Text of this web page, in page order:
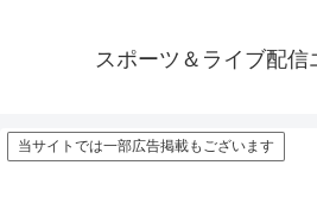
スポーツ＆ライブ配信
当サイトでは一部広告掲載もございます